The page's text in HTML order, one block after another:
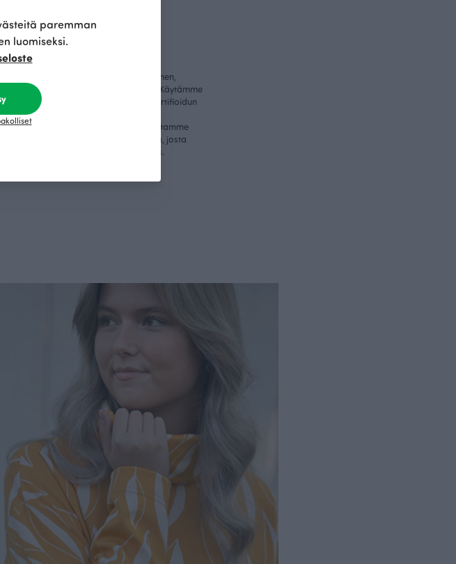
Kestä
vyys
Olemme aidosti vastuullinen,
kotimainen designyritys. Käytämme
vain GOTS- ja Ökotex-sertifioidun
luomupuuvillaa ja valmistamme
kaikki vaatteet Suomessa, josta
kertoo Avainlippu-tunnus.
paremman
luomiseksi.